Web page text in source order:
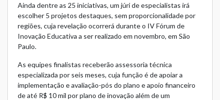
Ainda dentre as 25 iniciativas, um júri de especialistas irá
escolher 5 projetos destaques, sem proporcionalidade por
regiões, cuja revelação ocorrerá durante o IV Fórum de
Inovação Educativa a ser realizado em novembro, em São
Paulo.
As equipes finalistas receberão assessoria técnica
especializada por seis meses, cuja função é de apoiar a
implementação e avaliação-pós do plano e apoio financeiro
de até R$ 10 mil por plano de inovação além de um